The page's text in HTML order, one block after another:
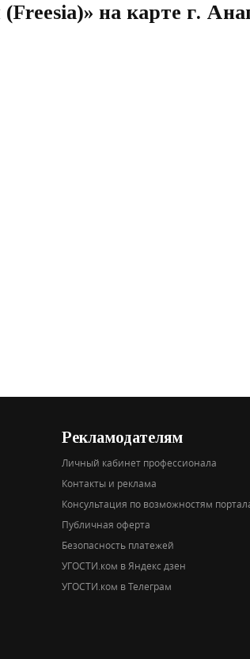
(Freesia)» на карте г.
Рекламодателям
Личный кабинет профессионала
Контакты и реклама
Консультация по возможностям
Публичная оферта
Безопасность платежей
УГОСТИ.ком в Яндекс дзен
УГОСТИ.ком в Телеграм